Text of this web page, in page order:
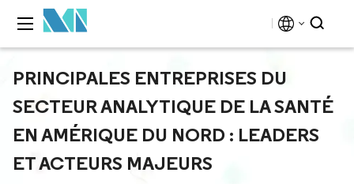
PRINCIPALES ENTREPRISES DU
SECTEUR ANALYTIQUE DE LA SANTÉ
EN AMÉRIQUE DU NORD : LEADERS
ET ACTEURS MAJEURS